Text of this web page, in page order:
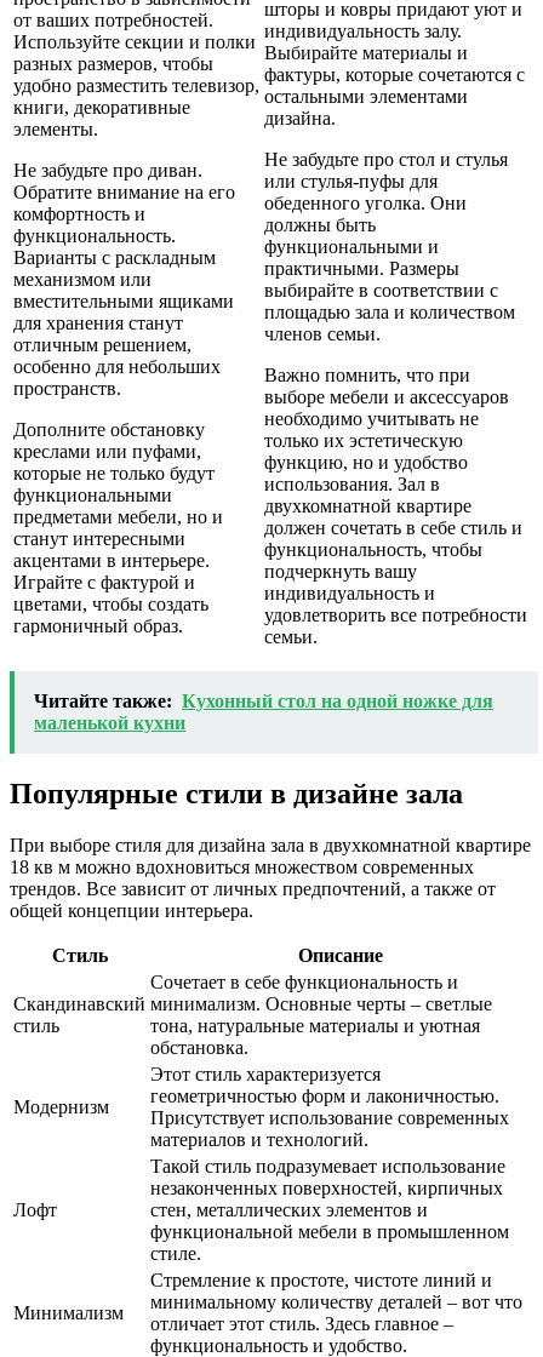
от ваших потребностей.
Используйте секции и полки
разных размеров, чтобы
удобно разместить телевизор,
книги, декоративные
элементы.
Не забудьте про диван.
Обратите внимание на его
комфортность и
функциональность.
Варианты с раскладным
механизмом или
вместительными ящиками
для хранения станут
отличным решением,
особенно для небольших
пространств.
Дополните обстановку
креслами или пуфами,
которые не только будут
функциональными
предметами мебели, но и
станут интересными
акцентами в интерьере.
Играйте с фактурой и
цветами, чтобы создать
гармоничный образ.
шторы и ковры придают уют и
индивидуальность залу.
Выбирайте материалы и
фактуры, которые сочетаются с
остальными элементами
дизайна.
Не забудьте про стол и стулья
или стулья-пуфы для
обеденного уголка. Они
должны быть
функциональными и
практичными. Размеры
выбирайте в соответствии с
площадью зала и количеством
членов семьи.
Важно помнить, что при
выборе мебели и аксессуаров
необходимо учитывать не
только их эстетическую
функцию, но и удобство
использования. Зал в
двухкомнатной квартире
должен сочетать в себе стиль и
функциональность, чтобы
подчеркнуть вашу
индивидуальность и
удовлетворить все потребности
семьи.
Читайте также: Кухонный стол на одной ножке для
маленькой кухни
Популярные стили в дизайне зала
При выборе стиля для дизайна зала в двухкомнатной квартире
18 кв м можно вдохновиться множеством современных
трендов. Все зависит от личных предпочтений, а также от
общей концепции интерьера.
Стиль Описание
Скандинавский
стиль
Сочетает в себе функциональность и
минимализм. Основные черты – светлые
тона, натуральные материалы и уютная
обстановка.
Модернизм
Этот стиль характеризуется
геометричностью форм и лаконичностью.
Присутствует использование современных
материалов и технологий.
Лофт
Такой стиль подразумевает использование
незаконченных поверхностей, кирпичных
стен, металлических элементов и
функциональной мебели в промышленном
стиле.
Минимализм
Стремление к простоте, чистоте линий и
минимальному количеству деталей – вот что
отличает этот стиль. Здесь главное –
функциональность и удобство.